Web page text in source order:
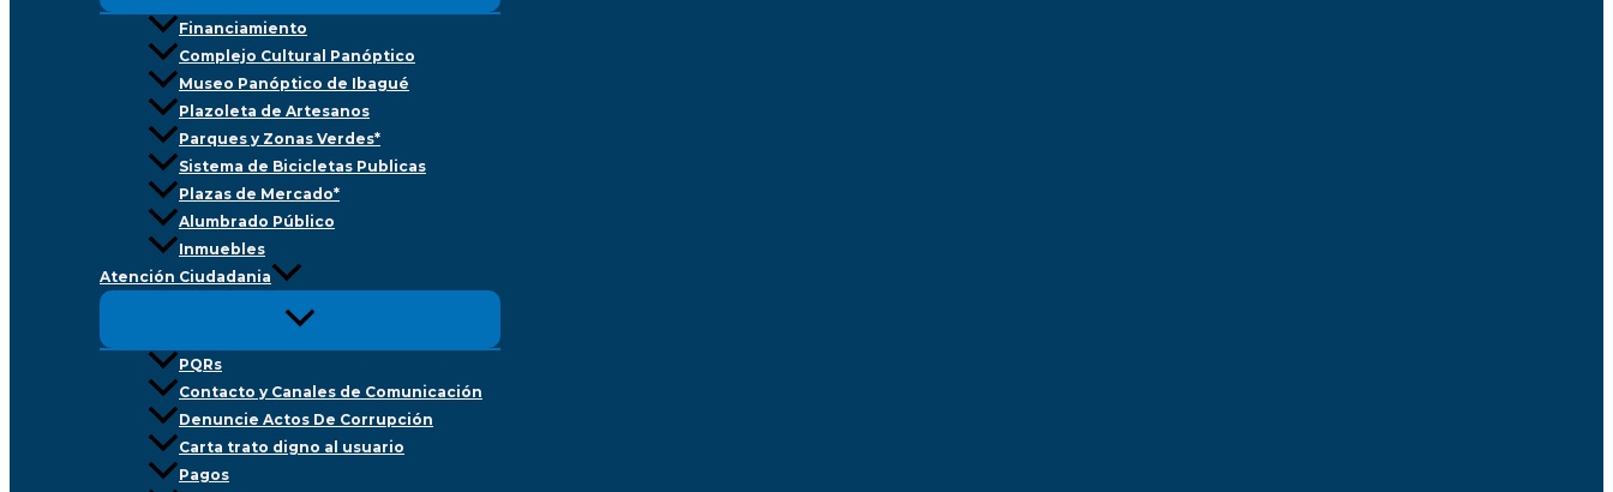
Financiamiento
Complejo Cultural Panóptico
Museo Panóptico de Ibagué
Plazoleta de Artesanos
Parques y Zonas Verdes*
Sistema de Bicicletas Publicas
Plazas de Mercado*
Alumbrado Público
Inmuebles
Atención Ciudadania
PQRs
Contacto y Canales de Comunicación
Denuncie Actos De Corrupción
Carta trato digno al usuario
Pagos